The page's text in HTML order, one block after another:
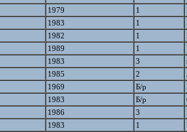
1979 1
1983 1
1982 1
1989 1
1983 3
1985 2
1969 Б/р
1983 Б/р
1986 3
1983 1